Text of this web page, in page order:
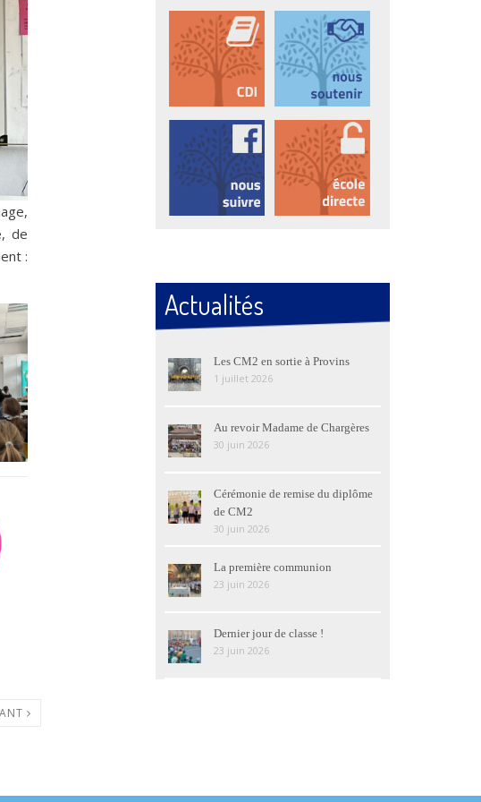
de
:
Actualités
Les CM2 en sortie à Provins
1 juillet 2026
Au revoir Madame de Chargères
30 juin 2026
Cérémonie de remise du diplôme
de CM2
30 juin 2026
La première communion
23 juin 2026
Dernier jour de classe !
23 juin 2026